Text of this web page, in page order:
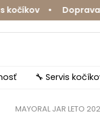
•
🔧 Servis
MAYORAL JAR LETO